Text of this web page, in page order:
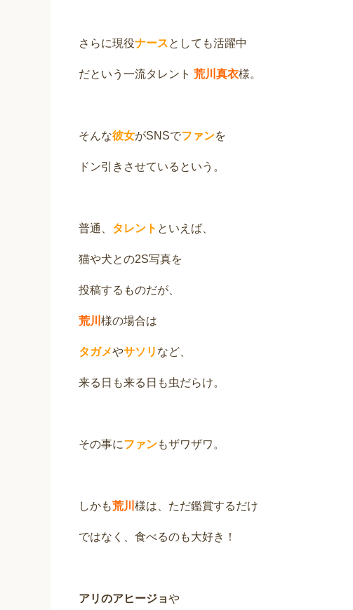
さらに現役ナースとしても活躍中
だという一流タレント 荒川真衣様。
そんな彼女がSNSでファンを
ドン引きさせているという。
普通、 タレント といえば、
猫や犬との2S写真を
投稿するものだが、
荒川 様の場合は
タガメやサソリ など、
来る日も来る日も虫だらけ。
その事にファンもザワザワ。
しかも荒川 様は、ただ鑑賞するだけ
ではなく、食べるのも大好き！
アリのアヒージョや